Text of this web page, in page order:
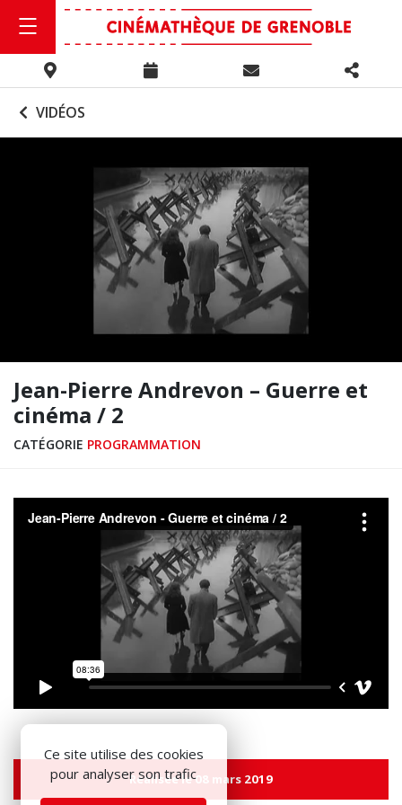
VIDÉOS
Jean-Pierre Andrevon – Guerre et
cinéma / 2
CATÉGORIE PROGRAMMATION
Réalisée le 08 mars 2019
Ce site utilise des cookies
pour analyser son trafic